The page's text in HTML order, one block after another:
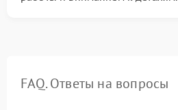
FAQ. Ответы на вопросы